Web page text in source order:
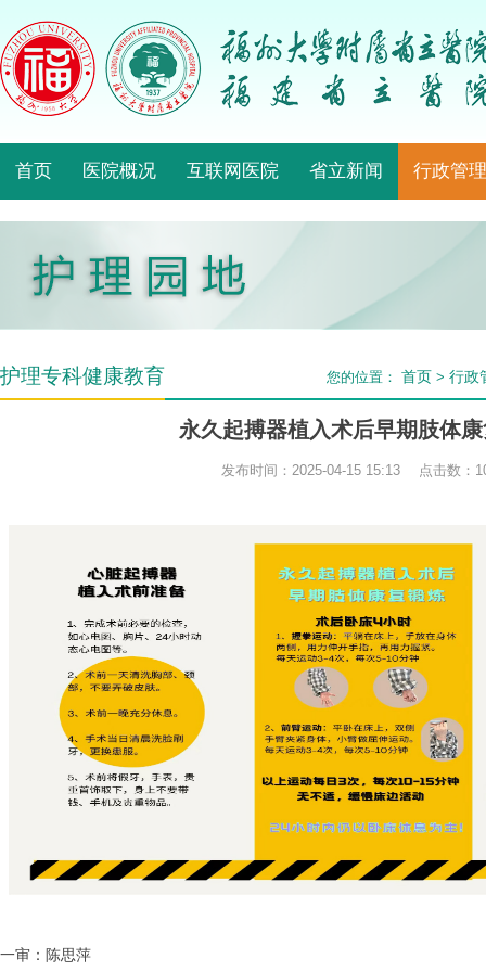
首页 医院概况 互联网医院 省立新闻 行政管理
护理专科健康教育 您的位置： 首页 > 行政
永久起搏器植入术后早期肢体
发布时间：2025-04-15 15:13 点击数：
一审：陈思萍